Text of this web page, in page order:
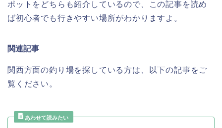
ポットをどちらも紹介しているので、この記事を読め
ば初心者でも行きやすい場所がわかりますよ。
関連記事
関西方面の釣り場を探している方は、以下の記事をご
覧ください。